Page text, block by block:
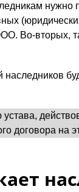
нужно
Во-вторых,
наследников
договора на